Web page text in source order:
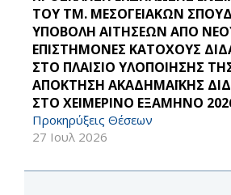
ΤΟΥ ΤΜ. ΜΕΣΟΓΕΙΑΚΩΝ
ΥΠΟΒΟΛΗ ΑΙΤΗΣΕΩΝ ΑΠΟ
ΕΠΙΣΤΗΜΟΝΕΣ ΚΑΤΟΧΟΥΣ
ΣΤΟ ΠΛΑΙΣΙΟ ΥΛΟΠΟΙΗΣΗΣ
ΑΠΟΚΤΗΣΗ ΑΚΑΔΗΜΑΪΚΗΣ ΔΙΔ.
ΣΤΟ ΧΕΙΜΕΡΙΝΟ ΕΞΑΜΗΝΟ
Προκηρύξεις Θέσεων
27 Ιουλ 2026